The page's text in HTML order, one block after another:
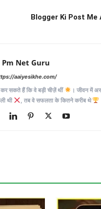
Blogger Ki Post
Pm Net Guru
aaiyesikhe.com/
सकते हैं कि वे बड़ी चीज़ें थीं
। जीवन में
थी
, तब वे सफलता के कितने करीब थे